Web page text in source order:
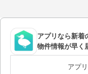
アプリなら新着
物件情報が早く
アプ